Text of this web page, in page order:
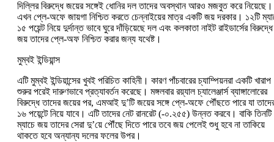
দিল্লির বিরুদ্ধে জয়ের সঙ্গেই ধোনির দল তাদের অবস্থান আরও মজবুত করে নিয়েছে।
এখন প্লে-অফে জায়গা নিশ্চিত করতে চেন্নাইয়ের মাত্র একটি জয় দরকার। ১২টি
১৫ পয়েন্ট নিয়ে দুর্দান্ত ভাবে ঘুরে দাঁড়িয়েছে দল এবং কলকাতা নাইট রাইডার্সের বিরুদ্ধে
জয় তাদের প্লে-অফ নিশ্চিত করার জন্য যথেষ্ট।
মুম্বই ইন্ডিয়ান্স
এটি মুম্বই ইন্ডিয়ান্সের খুবই পরিচিত কাহিনী। কারণ পাঁচবারের চ্যাম্পিয়নরা একটি খারাপ
শুরুর পরেই দারুণভাবে প্রত্যাবর্তন করেছে। মঙ্গলবার রয়্যাল চ্যালেঞ্জার্স ব্যাঙ্গালোরের
বিরুদ্ধে তাদের জয়ের পর, এমআই দু’টি জয়ের সঙ্গে প্লে-অফে পৌঁছতে পারে যা
১৬ পয়েন্টে নিয়ে যাবে। এটি তাদের নেট রানরেট (-০.২৫৫) উন্নত করবে। বাকি তিনটি
ম্যাচে জয় তাদের সেরা দু’য়ে পৌঁছে দিতে পারে তবে জয় পেলেই শুধু হবে না তাকিয়ে
থাকতে হবে অন্যান্য দলের ফলের উপর।